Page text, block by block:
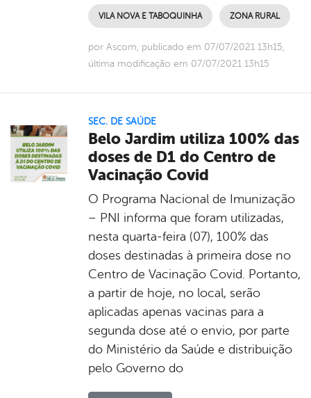
VILA NOVA E TABOQUINHA ZONA RURAL
por Ascom, publicado em 07/07/2021 13h15,
última modificação em 07/07/2021 13h15
SEC. DE SAÚDE
Belo Jardim utiliza 100% das
doses de D1 do Centro de
Vacinação Covid
O Programa Nacional de Imunização
– PNI informa que foram utilizadas,
nesta quarta-feira (07), 100% das
doses destinadas à primeira dose no
Centro de Vacinação Covid. Portanto,
a partir de hoje, no local, serão
aplicadas apenas vacinas para a
segunda dose até o envio, por parte
do Ministério da Saúde e distribuição
pelo Governo do